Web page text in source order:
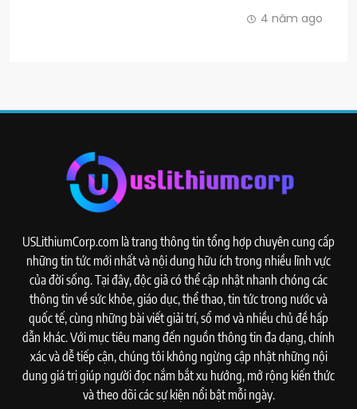
4 năm ago
USLithiumCorp.com là trang thông tin tổng hợp chuyên cung cấp
những tin tức mới nhất và nội dung hữu ích trong nhiều lĩnh vực
của đời sống. Tại đây, độc giả có thể cập nhật nhanh chóng các
thông tin về sức khỏe, giáo dục, thể thao, tin tức trong nước và
quốc tế, cùng những bài viết giải trí, sổ mơ và nhiều chủ đề hấp
dẫn khác. Với mục tiêu mang đến nguồn thông tin đa dạng, chính
xác và dễ tiếp cận, chúng tôi không ngừng cập nhật những nội
dung giá trị giúp người đọc nắm bắt xu hướng, mở rộng kiến thức
và theo dõi các sự kiện nổi bật mỗi ngày.